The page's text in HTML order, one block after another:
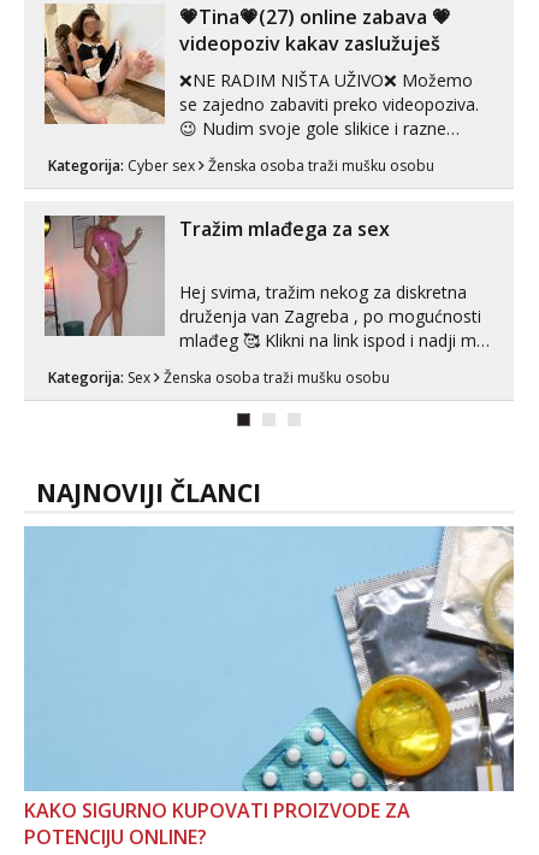
kombinacije halteri, haljine, štikle,
samostojeće itd. Nudim svakakva videa
seksa, puš...
💗Tina💗(27) online zabava 💗
videopoziv kakav zaslužuješ
❌NE RADIM NIŠTA UŽIVO❌ Možemo
se zajedno zabaviti preko videopoziva.
😉 Nudim svoje gole slikice i razne
videouradke. 🤩 Za online zabavu pošalji
poruku na Whatsapp, Telegram ili Viber.
autentičnosti možeš me vidjeti na
videopozivu. 😉 S vama sam vec 5 ...
Kategorija: Cyber sex Ženska osoba traži mušku osobu
Tražim mlađega za sex
Hej svima, tražim nekog za diskretna
druženja van Zagreba , po mogućnosti
mlađeg 🥰 Klikni na link ispod i nadji me
Kategorija: Sex Ženska osoba traži mušku osobu
NAJNOVIJI ČLANCI
KAKO SIGURNO KUPOVATI PROIZVODE ZA
POTENCIJU ONLINE?